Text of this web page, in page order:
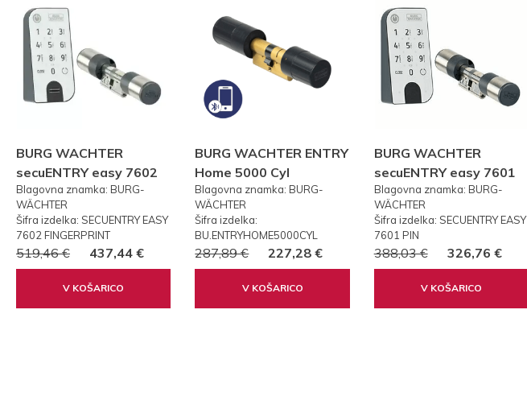
BURG WACHTER
secuENTRY easy 7602
FP PRSTNI ODTIS
Blagovna znamka: BURG-
WÄCHTER
Šifra izdelka: SECUENTRY EASY
7602 FINGERPRINT
519,46 € 437,44 €
V KOŠARICO
BURG WACHTER ENTRY
Home 5000 Cyl
Blagovna znamka: BURG-
WÄCHTER
Šifra izdelka:
BU.ENTRYHOME5000CYL
287,89 € 227,28 €
V KOŠARICO
BURG WACHTER
secuENTRY easy 7601
PIN KODA
Blagovna znamka: BURG-
WÄCHTER
Šifra izdelka: SECUENTRY EASY
7601 PIN
388,03 € 326,76 €
V KOŠARICO